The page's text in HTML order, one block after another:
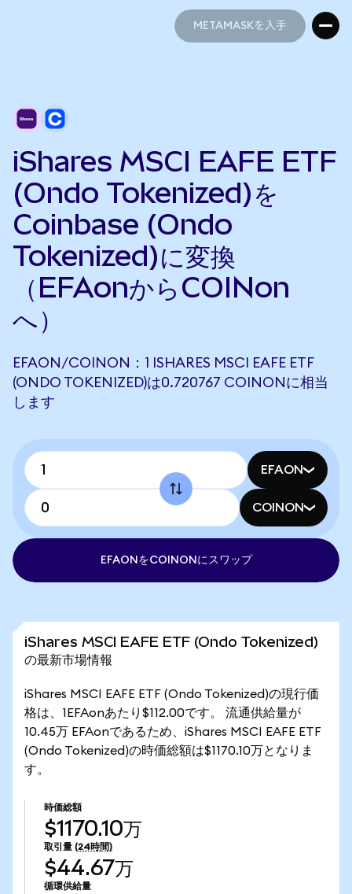
METAMASKを入手
iShares MSCI EAFE ETF
(Ondo Tokenized)を
Coinbase (Ondo
Tokenized)に変換
（EFAonからCOINon
へ）
EFAON/COINON：1 ISHARES MSCI EAFE ETF
(ONDO TOKENIZED)は0.720767 COINONに相当
します
EFAON
COINON
EFAONをCOINONにスワップ
iShares MSCI EAFE ETF (Ondo Tokenized)
の最新市場情報
iShares MSCI EAFE ETF (Ondo Tokenized)の現行価
格は、1EFAonあたり$112.00です。 流通供給量が
10.45万 EFAonであるため、iShares MSCI EAFE ETF
(Ondo Tokenized)の時価総額は$1170.10万となりま
す。
時価総額
$1170.10万
取引量 (24時間)
$44.67万
循環供給量